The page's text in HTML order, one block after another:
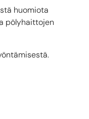
huomiota
pölyhaittojen